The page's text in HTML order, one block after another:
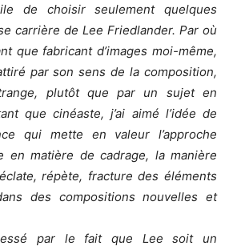
de choisir seulement quelques
carrière de Lee Friedlander. Par où
que fabricant d’images moi-même,
par son sens de la composition,
plutôt que par un sujet en
que cinéaste, j’ai aimé l’idée de
qui mette en valeur l’approche
en matière de cadrage, la manière
répète, fracture des éléments
des compositions nouvelles et
par le fait que Lee soit un